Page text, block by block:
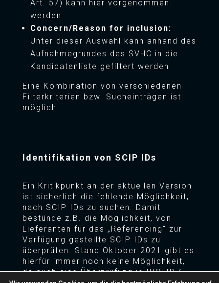
Art. 57) kann hier vorgenommen
werden
Concern/Reason for inclusion:
Unter dieser Auswahl kann anhand des
Aufnahmegrundes des SVHC in die
Kandidatenliste gefiltert werden
Eine Kombination von verschiedenen
Filterkriterien bzw. Sucheinträgen ist
möglich.
Identifikation von SCIP IDs
Ein Kritikpunkt an der aktuellen Version
ist sicherlich die fehlende Möglichkeit,
nach SCIP IDs zu suchen. Damit
bestünde z.B. die Möglichkeit, von
Lieferanten für das „Referencing“ zur
Verfügung gestellte SCIP IDs zu
überprüfen. Stand Oktober 2021 gibt es
hierfür immer noch keine Möglichkeit,
da auch eine Überprüfung in IUCLID 6